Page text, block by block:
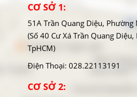
CƠ SỞ 1:
51A Trần Quang Diệu, Phường
(Số 40 Cư Xá Trần Quang
TpHCM)
Điện Thoại: 028.22113191
CƠ SỞ 2: